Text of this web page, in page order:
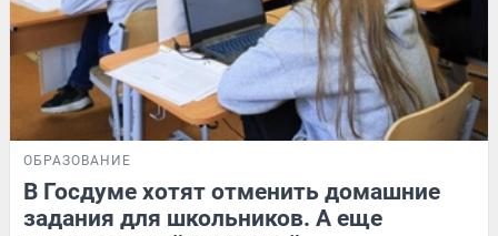
ОБРАЗОВАНИЕ
В Госдуме хотят отменить домашние
задания для школьников. А еще